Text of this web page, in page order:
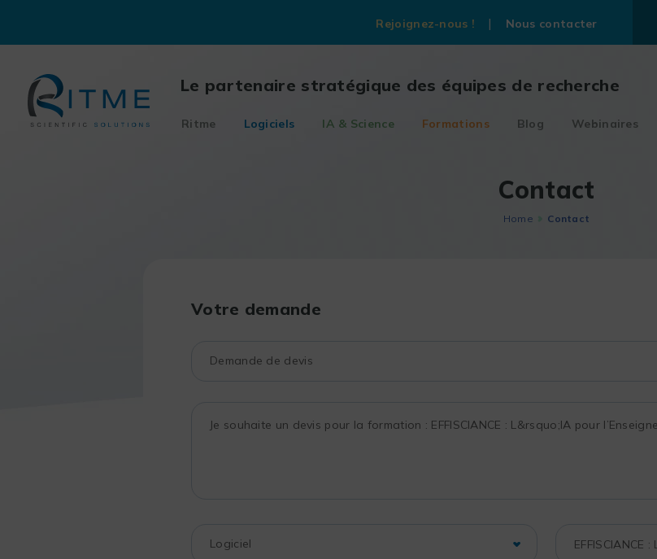
content
Rejoignez-nous ! Nous contacter
Le partenaire stratégique des équipes de recherche
Ritme Logiciels IA & Science Formations Blog Webinaires
Contact
Home Contact
Votre demande